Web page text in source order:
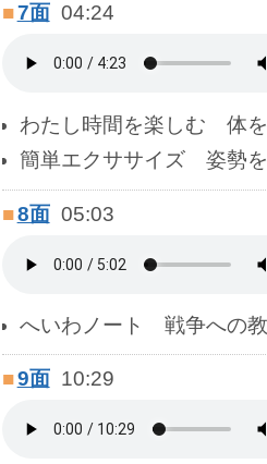
■7面 04:24
わたし時間を楽しむ 体
簡単エクササイズ 姿勢
■8面 05:03
へいわノート 戦争への
■9面 10:29